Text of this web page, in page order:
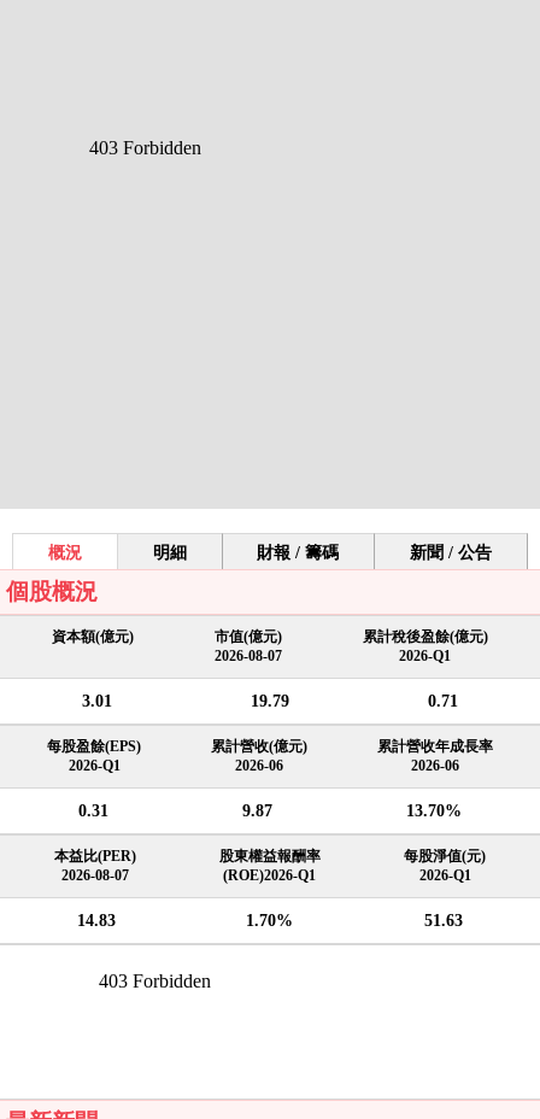
概況 明細 財報 / 籌碼 新聞 / 公告
個股概況
資本額(億元)
市值(億元)
2026-08-07
累計稅後盈餘(億元)
2026-Q1
3.01 19.79 0.71
每股盈餘(EPS)
2026-Q1
累計營收(億元)
2026-06
累計營收年成長率
2026-06
0.31 9.87 13.70%
本益比(PER)
2026-08-07
股東權益報酬率
(ROE)2026-Q1
每股淨值(元)
2026-Q1
14.83 1.70% 51.63